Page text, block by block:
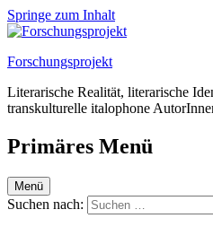
Springe zum Inhalt
Forschungsprojekt
Literarische Realität, literarische
transkulturelle italophone
Primäres Menü
Menü
Suchen nach: